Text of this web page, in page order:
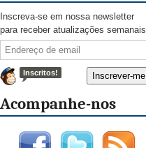
Inscreva-se em nossa newsletter
para receber atualizações semanais.
Inscritos!
Acompanhe-nos